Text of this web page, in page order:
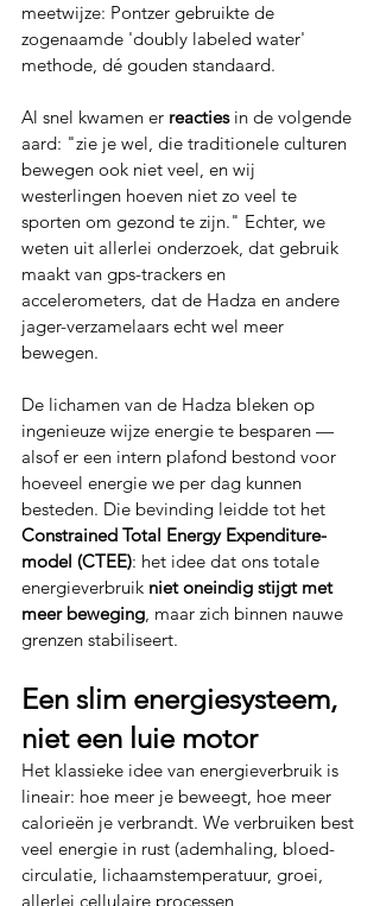
meetwijze: Pontzer gebruikte de
zogenaamde 'doubly labeled water'
methode, dé gouden standaard.
Al snel kwamen er reacties in de volgende
aard: "zie je wel, die traditionele culturen
bewegen ook niet veel, en wij
westerlingen hoeven niet zo veel te
sporten om gezond te zijn." Echter, we
weten uit allerlei onderzoek, dat gebruik
maakt van gps-trackers en
accelerometers, dat de Hadza en andere
jager-verzamelaars echt wel meer
bewegen.
De lichamen van de Hadza bleken op
ingenieuze wijze energie te besparen —
alsof er een intern plafond bestond voor
hoeveel energie we per dag kunnen
besteden. Die bevinding leidde tot het
Constrained Total Energy Expenditure-
model (CTEE): het idee dat ons totale
energieverbruik niet oneindig stijgt met
meer beweging, maar zich binnen nauwe
grenzen stabiliseert.
Een slim energiesysteem,
niet een luie motor
Het klassieke idee van energieverbruik is
lineair: hoe meer je beweegt, hoe meer
calorieën je verbrandt. We verbruiken best
veel energie in rust (ademhaling, bloed-
circulatie, lichaamstemperatuur, groei,
allerlei cellulaire processen,